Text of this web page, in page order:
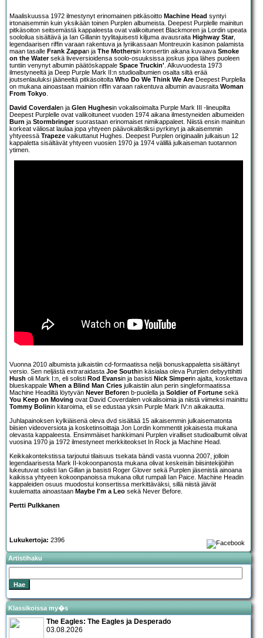
Maaliskuussa 1972 ilmestynyt erinomainen pitkäsoitto Machine Head syntyi
irtonaisemmin kuin yksikään toinen Purplen albumeista. Deepest Purplelle mainitun
pitkäsoiton seitsemästä kappaleesta ovat valikoituneet Blackmoren ja Lordin upeata
sooloilua sisältävä ja Ian Gillanin tyylitajuisesti kiljuma avausraita Highway Star,
legendaarisen riffin varaan rakentuva ja lyriikassaan Montreuxin kasinon palamista
maan tasalle Frank Zappan ja The Mothersin konsertin aikana kuvaava Smoke
on the Watersekä liveversioidensa soolo-osuuksissa joskus jopa lähes puoleen
tuntiin venynyt albumin päätöskappale Space Truckin'. Alkuvuodesta 1973
ilmestyneeltä ja Deep Purple Mark II:n studioalbumien osalta siltä erää
joutsenlauluksi jääneeltä pitkäsoitolta Who Do We Think We Are Deepest Purplella
on mukana ainoastaan mainion riffin varaan rakentuva albumin avausraita Woman
From Tokyo.
David Coverdalen ja Glen Hughesin vokalisoimalta Purple Mark III -lineupilta
Deepest Purplelle ovat valikoituneet vuoden 1974 aikana ilmestyneiden albumeiden
Burn ja Stormbringersuorastaan erinomaiset nimikappaleet. Niistä ensin mainitun
korkeat väliosat laulaa jopa yhtyeen päävokalistiksi pyrkinyt ja aikaisemmin
yhtyeessä Trapeze vaikuttanut Hughes. Deepest Purplen originaalin julkaisun 12
kappaletta sisältävät yhtyeen vuosien 1970 ja 1974 välillä julkaiseman tuotannon
ytimen.
Vuonna 2010 albumista julkaistiin cd-formaatissa neljä bonuskappaletta sisältänyt
versio. Sen neljästä extraraidasta Joe Southin käsialaa oleva Purplen debyyttihitti
Hush oli Mark I:n, eli solisti Rod Evansin ja basisti Nick Simperin ajalta, koskettava
blueskappale When a Blind Man Cries julkaistiin alun perin singleformaatissa
Machine Headiltä löytyvän Never Beforen b-puolella ja Soldier of Fortune sekä
You Keep on Moving ovat David Coverdalen vokalisoimia ja niistä viimeksi mainittu
Tommy Bolinin kitaroima, eli se edustaa yksin Purple Mark IV:n aikakautta.
Juhlapainoksen kylkiäisenä oleva dvd sisältää 15 aikaisemmin julkaisematonta
biisien videoversiota ja kosketinsoittaja Jon Lordin kommentit jokaisesta mukana
olevasta kappaleesta. Ensimmäiset hankkimani Purplen viralliset studioalbumit olivat
vuosina 1970 ja 1972 ilmestyneet merkkiteokset In Rock ja Machine Head.
Keikkakontekstissa tarjoutui tilaisuus tsekata bändi vasta vuonna 2007, jolloin
legendaarisesta Mark II-kokoonpanosta mukana olivat keskeisiin biisintekijöihin
lukeutuvat solisti Ian Gillan ja basisti Roger Glover sekä Purplen jäsenistä ainoana
kaikissa yhtyeen kokoonpanoissa mukana ollut rumpali Ian Paice. Machine Headin
kappaleiden osuus muodostui konsertissa merkittäväksi, sillä niistä jäivät
kuulematta ainoastaan Maybe I'm a Leo sekä Never Before.
Pertti Pulkkanen
Lukukertoja: 2396
Artistihaku
Klassikoissa my�s
The Eagles: The Eagles ja Desperado
03.08.2026